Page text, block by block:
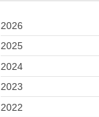
2026
2025
2024
2023
2022